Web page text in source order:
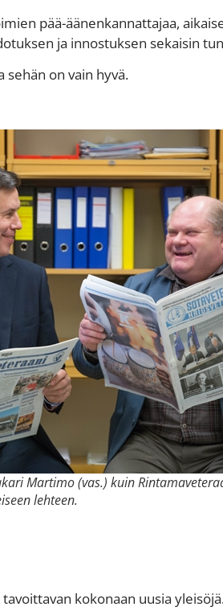
pää-äänenkannattajaa,
ja innostuksen sekaisin
sehän on vain hyvä.
Martimo (vas.) kuin
lehteen.
kokonaan uusia